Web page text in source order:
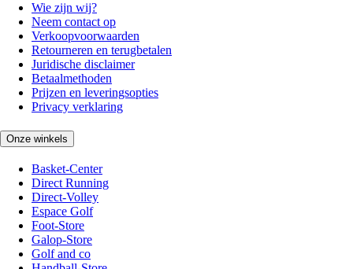
Wie zijn wij?
Neem contact op
Verkoopvoorwaarden
Retourneren en terugbetalen
Juridische disclaimer
Betaalmethoden
Prijzen en leveringsopties
Privacy verklaring
Onze winkels
Basket-Center
Direct Running
Direct-Volley
Espace Golf
Foot-Store
Galop-Store
Golf and co